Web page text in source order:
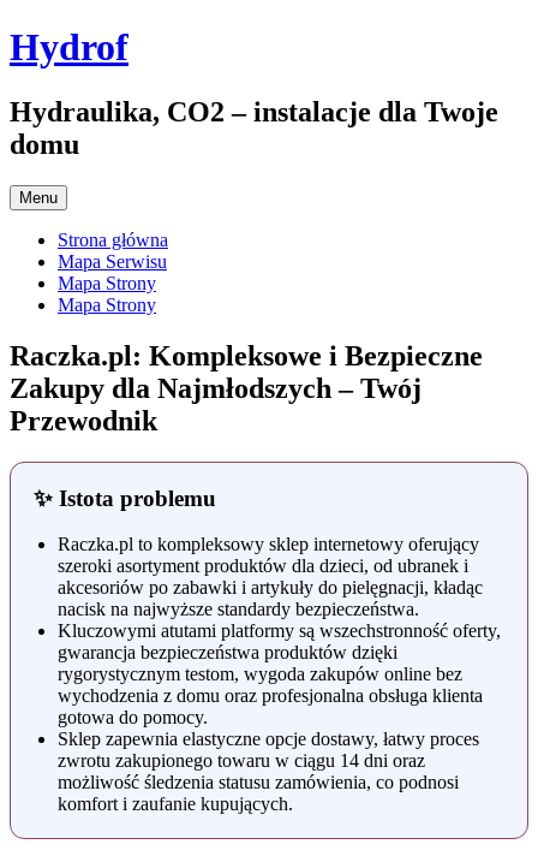
Przejdź
do
Hydrof
Hydraulika, CO2 – instalacje dla Twoje
domu
Menu
Strona główna
Mapa Serwisu
Mapa Strony
Mapa Strony
Raczka.pl: Kompleksowe i Bezpieczne
Zakupy dla Najmłodszych – Twój
Przewodnik
✨ Istota problemu
Raczka.pl to kompleksowy sklep internetowy oferujący
szeroki asortyment produktów dla dzieci, od ubranek i
akcesoriów po zabawki i artykuły do pielęgnacji, kładąc
nacisk na najwyższe standardy bezpieczeństwa.
Kluczowymi atutami platformy są wszechstronność oferty,
gwarancja bezpieczeństwa produktów dzięki
rygorystycznym testom, wygoda zakupów online bez
wychodzenia z domu oraz profesjonalna obsługa klienta
gotowa do pomocy.
Sklep zapewnia elastyczne opcje dostawy, łatwy proces
zwrotu zakupionego towaru w ciągu 14 dni oraz
możliwość śledzenia statusu zamówienia, co podnosi
komfort i zaufanie kupujących.